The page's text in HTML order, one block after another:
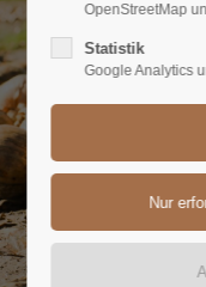
Anmelden
Register|Lost your
Support
Lorem ipsum
OpenStreetMap
Statistik
Google Analytics